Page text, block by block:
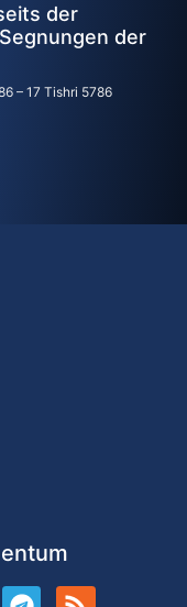
der
der
– 17 Tishri 5786